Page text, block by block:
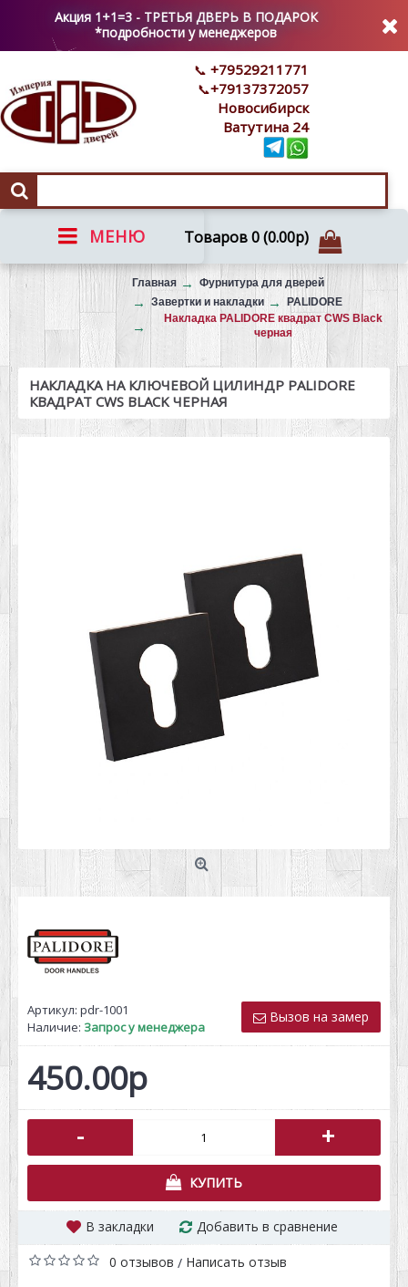
Акция 1+1=3 - ТРЕТЬЯ ДВЕРЬ В ПОДАРОК
*подробности у менеджеров
Товаров 0 (0.00р)
+79529211771
+79137372057
Новосибирск
Ватутина 24
МЕНЮ
Вызов на замер Главная
Фурнитура для дверей
Завертки и накладки
PALIDORE
Накладка PALIDORE квадрат CWS Black
черная
НАКЛАДКА НА КЛЮЧЕВОЙ ЦИЛИНДР PALIDORE
КВАДРАТ CWS BLACK ЧЕРНАЯ
Вызов на замер
Артикул: pdr-1001
Наличие: Запрос у менеджера
450.00р
- +
КУПИТЬ
В закладки Добавить в сравнение
0 отзывов / Написать отзыв